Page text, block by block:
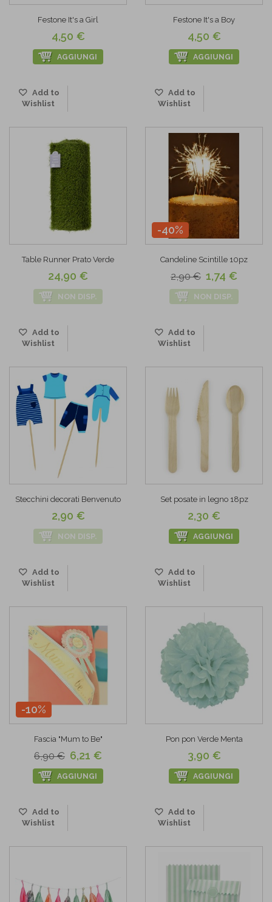
Festone It's a Girl
4,50 €
AGGIUNGI
Add to
Wishlist
Festone It's a Boy
4,50 €
AGGIUNGI
Add to
Wishlist
Table Runner Prato Verde
24,90 €
NON DISP.
Add to
Wishlist
-40%
Candeline Scintille 10pz
2,90 € 1,74 €
NON DISP.
Add to
Wishlist
Stecchini decorati Benvenuto
2,90 €
NON DISP.
Add to
Wishlist
Set posate in legno 18pz
2,30 €
AGGIUNGI
Add to
Wishlist
-10%
Fascia "Mum to Be"
6,90 € 6,21 €
AGGIUNGI
Add to
Wishlist
Pon pon Verde Menta
3,90 €
AGGIUNGI
Add to
Wishlist